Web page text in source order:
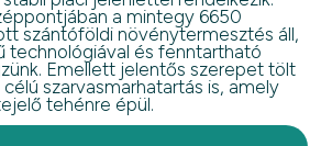
a mintegy 6650
szántóföldi növénytermesztés áll,
technológiával és fenntartható
Emellett jelentős szerepet tölt
szarvasmarhatartás is, amely
tehénre épül.